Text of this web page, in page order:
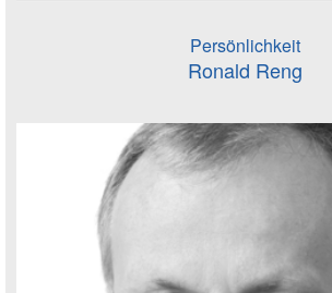
Persönlichkeit
Ronald Reng